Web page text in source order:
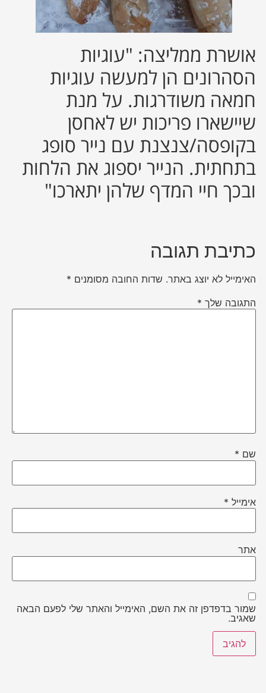
אושרת ממליצה: "עוגיות
הסהרונים הן למעשה עוגיות
חמאה משודרגות. על מנת
שיישארו פריכות יש לאחסן
בקופסה/צנצנת עם נייר סופג
בתחתית. הנייר יספוג את הלחות
ובכך חיי המדף שלהן יתארכו"
כתיבת תגובה
האימייל לא יוצג באתר. שדות החובה מסומנים *
התגובה שלך *
שם *
אימייל *
אתר
שמור בדפדפן זה את השם, האימייל והאתר שלי לפעם הבאה
שאגיב.